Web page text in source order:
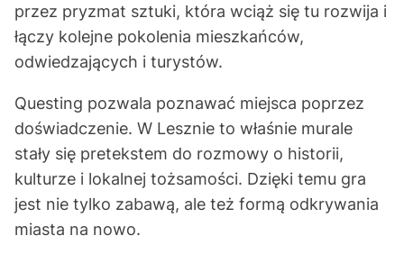
przez pryzmat sztuki, która wciąż się tu rozwija i
łączy kolejne pokolenia mieszkańców,
odwiedzających i turystów.
Questing pozwala poznawać miejsca poprzez
doświadczenie. W Lesznie to właśnie murale
stały się pretekstem do rozmowy o historii,
kulturze i lokalnej tożsamości. Dzięki temu gra
jest nie tylko zabawą, ale też formą odkrywania
miasta na nowo.